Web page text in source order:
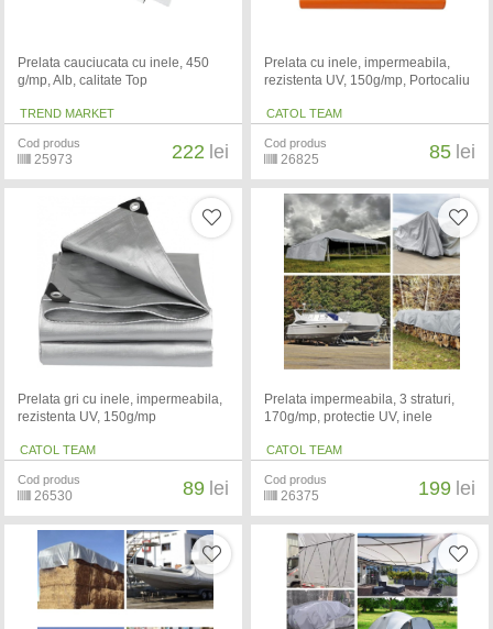
Prelata cauciucata cu inele, 450
g/mp, Alb, calitate Top
TREND MARKET
Cod produs
25973 222 lei
Prelata cu inele, impermeabila,
rezistenta UV, 150g/mp, Portocaliu
CATOL TEAM
Cod produs
26825 85 lei
Prelata gri cu inele, impermeabila,
rezistenta UV, 150g/mp
CATOL TEAM
Cod produs
26530 89 lei
Prelata impermeabila, 3 straturi,
170g/mp, protectie UV, inele
CATOL TEAM
Cod produs
26375 199 lei